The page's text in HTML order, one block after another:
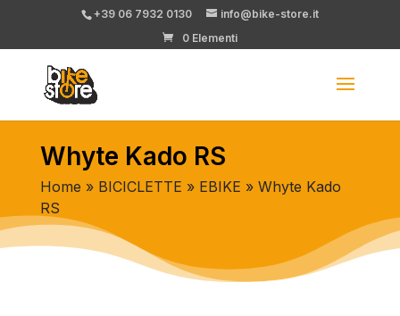
+39 06 7932 0130
info@bike-store.it
0 Elementi
Whyte Kado RS
Home » BICICLETTE » EBIKE » Whyte Kado
RS